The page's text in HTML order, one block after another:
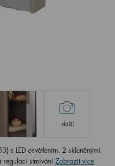
další
s LED osvětlením, 2 skleněnými
regulací stmívání Zobrazit více